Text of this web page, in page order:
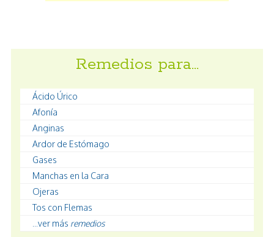
Remedios para…
Ácido Úrico
Afonía
Anginas
Ardor de Estómago
Gases
Manchas en la Cara
Ojeras
Tos con Flemas
...ver más remedios